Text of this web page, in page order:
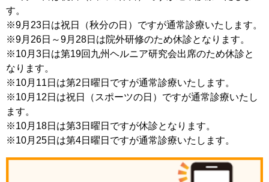
す。
※9月23日は祝日（秋分の日）ですが通常診療いたします。
※9月26日～9月28日は院外研修のため休診となります。
※10月3日は第19回九州ヘルニア研究会出席のため休診と
なります。
※10月11日は第2日曜日ですが通常診療いたします。
※10月12日は祝日（スポーツの日）ですが通常診療いたし
ます。
※10月18日は第3日曜日ですが休診となります。
※10月25日は第4日曜日ですが通常診療いたします。